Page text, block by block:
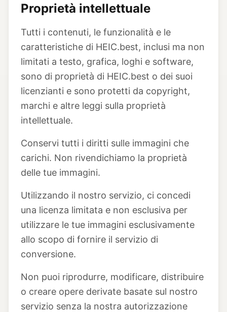
Proprietà intellettuale
Tutti i contenuti, le funzionalità e le
caratteristiche di HEIC.best, inclusi ma non
limitati a testo, grafica, loghi e software,
sono di proprietà di HEIC.best o dei suoi
licenzianti e sono protetti da copyright,
marchi e altre leggi sulla proprietà
intellettuale.
Conservi tutti i diritti sulle immagini che
carichi. Non rivendichiamo la proprietà
delle tue immagini.
Utilizzando il nostro servizio, ci concedi
una licenza limitata e non esclusiva per
utilizzare le tue immagini esclusivamente
allo scopo di fornire il servizio di
conversione.
Non puoi riprodurre, modificare, distribuire
o creare opere derivate basate sul nostro
servizio senza la nostra autorizzazione